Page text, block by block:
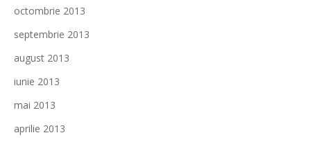
octombrie 2013
septembrie 2013
august 2013
iunie 2013
mai 2013
aprilie 2013